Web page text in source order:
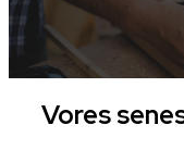
Vores